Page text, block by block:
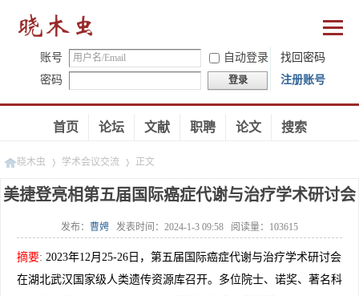
账号 自动登录
找回密码
密码
登录 注册账号
首页 论坛 文献 职聘 论文 搜索
晓木虫 学术会议交流
»
正文
美捷登亮相第五届国际癌症代谢与治疗学术研讨会
发布： 曹娉 发表时间： 2024-1-3 09:58 阅读量： 103615
摘要: 2023年12月25-26日，第五届国际癌症代谢与治疗学术研讨会
在湖北武汉国家级人类遗传资源库召开。多位院士、诺奖、著名科